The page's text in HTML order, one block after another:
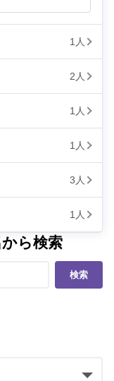
1人
2人
1人
1人
3人
1人
ら検索
検索